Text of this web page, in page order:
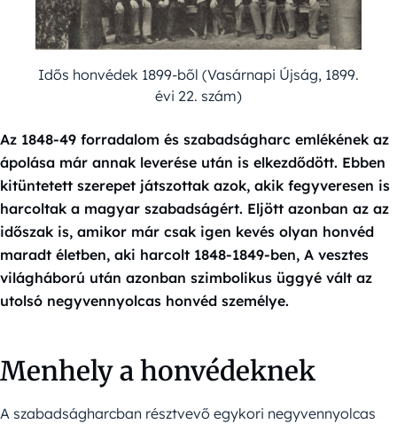
Idős honvédek 1899-ből (Vasárnapi Újság, 1899.
évi 22. szám)
Az 1848-49 forradalom és szabadságharc emlékének az
ápolása már annak leverése után is elkezdődött. Ebben
kitüntetett szerepet játszottak azok, akik fegyveresen is
harcoltak a magyar szabadságért. Eljött azonban az az
időszak is, amikor már csak igen kevés olyan honvéd
maradt életben, aki harcolt 1848-1849-ben, A vesztes
világháború után azonban szimbolikus üggyé vált az
utolsó negyvennyolcas honvéd személye.
Menhely a honvédeknek
A szabadságharcban résztvevő egykori negyvennyolcas